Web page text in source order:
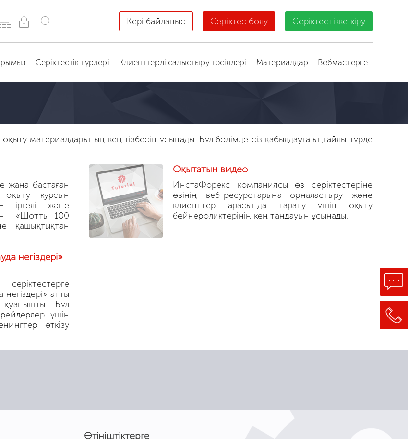
Кері байланыс Серіктес болу Серіктестікке кіру
Серіктестік түрлері Клиенттерді салыстыру тәсілдері Материалдар Вебмастерге
материалдарының кең тізбесін ұсынады. Бұл бөлімде сіз қабылдауға ыңғайлы түрде
жаңа бастаған
курсын
іргелі және
«Шотты 100
қашықтықтан
Оқытатын видео
ИнстаФорекс компаниясы өз серіктестеріне
өзінің веб-ресурстарына орналастыру және
клиенттер арасында тарату үшін оқыту
бейнероликтерінің кең таңдауын ұсынады.
негіздері»
атты
қуанышты. Бұл
үшін
өткізу
Өтініштіктерге